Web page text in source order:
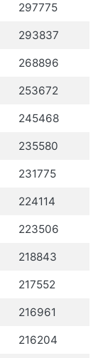
297775
293837
268896
253672
245468
235580
231775
224114
223506
218843
217552
216961
216204